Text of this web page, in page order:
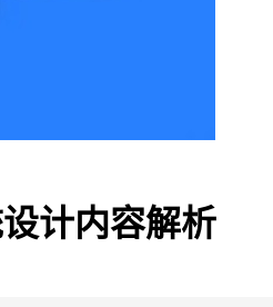
计内容解析